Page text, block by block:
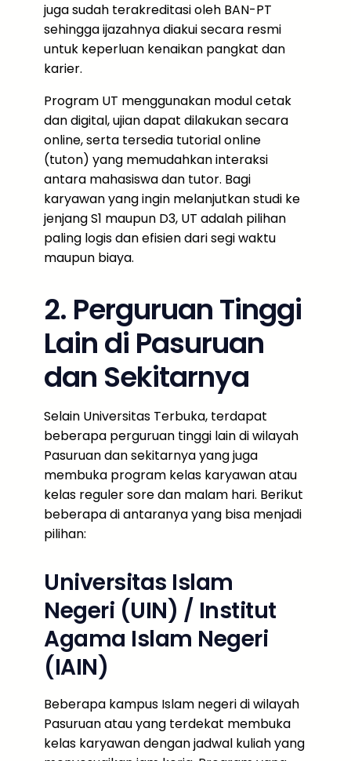
juga sudah terakreditasi oleh BAN-PT
sehingga ijazahnya diakui secara resmi
untuk keperluan kenaikan pangkat dan
karier.
Program UT menggunakan modul cetak
dan digital, ujian dapat dilakukan secara
online, serta tersedia tutorial online
(tuton) yang memudahkan interaksi
antara mahasiswa dan tutor. Bagi
karyawan yang ingin melanjutkan studi ke
jenjang S1 maupun D3, UT adalah pilihan
paling logis dan efisien dari segi waktu
maupun biaya.
2. Perguruan Tinggi
Lain di Pasuruan
dan Sekitarnya
Selain Universitas Terbuka, terdapat
beberapa perguruan tinggi lain di wilayah
Pasuruan dan sekitarnya yang juga
membuka program kelas karyawan atau
kelas reguler sore dan malam hari. Berikut
beberapa di antaranya yang bisa menjadi
pilihan:
Universitas Islam
Negeri (UIN) / Institut
Agama Islam Negeri
(IAIN)
Beberapa kampus Islam negeri di wilayah
Pasuruan atau yang terdekat membuka
kelas karyawan dengan jadwal kuliah yang